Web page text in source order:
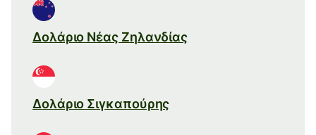
Δολάριο Νέας Ζηλανδίας
Δολάριο Σιγκαπούρης